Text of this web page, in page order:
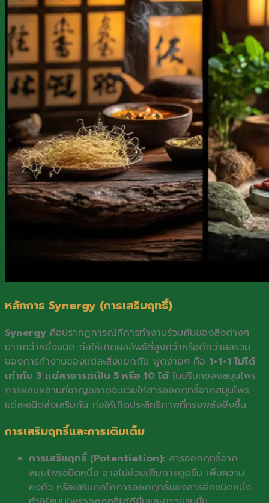
หลักการ Synergy (การเสริมฤทธิ์)
Synergy คือปรากฏการณ์ที่การทำงานร่วมกันของสิ่งต่างๆ
มากกว่าหนึ่งชนิด ก่อให้เกิดผลลัพธ์ที่สูงกว่าหรือดีกว่าผลรวม
ของการทำงานของแต่ละสิ่งแยกกัน พูดง่ายๆ คือ 1+1+1 ไม่ได้
เท่ากับ 3 แต่สามารถเป็น 5 หรือ 10 ได้ ในบริบทของสมุนไพร
การผสมผสานที่ชาญฉลาดจะช่วยให้สารออกฤทธิ์จากสมุนไพร
แต่ละชนิดส่งเสริมกัน ก่อให้เกิดประสิทธิภาพที่ทรงพลังยิ่งขึ้น
การเสริมฤทธิ์และการเติมเต็ม
การเสริมฤทธิ์ (Potentiation): สารออกฤทธิ์จาก
สมุนไพรชนิดหนึ่ง อาจไปช่วยเพิ่มการดูดซึม เพิ่มความ
คงตัว หรือเสริมกลไกการออกฤทธิ์ของสารอีกชนิดหนึ่ง